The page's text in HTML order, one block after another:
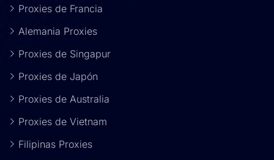
Proxies de Francia
Alemania Proxies
Proxies de Singapur
Proxies de Japón
Proxies de Australia
Proxies de Vietnam
Filipinas Proxies